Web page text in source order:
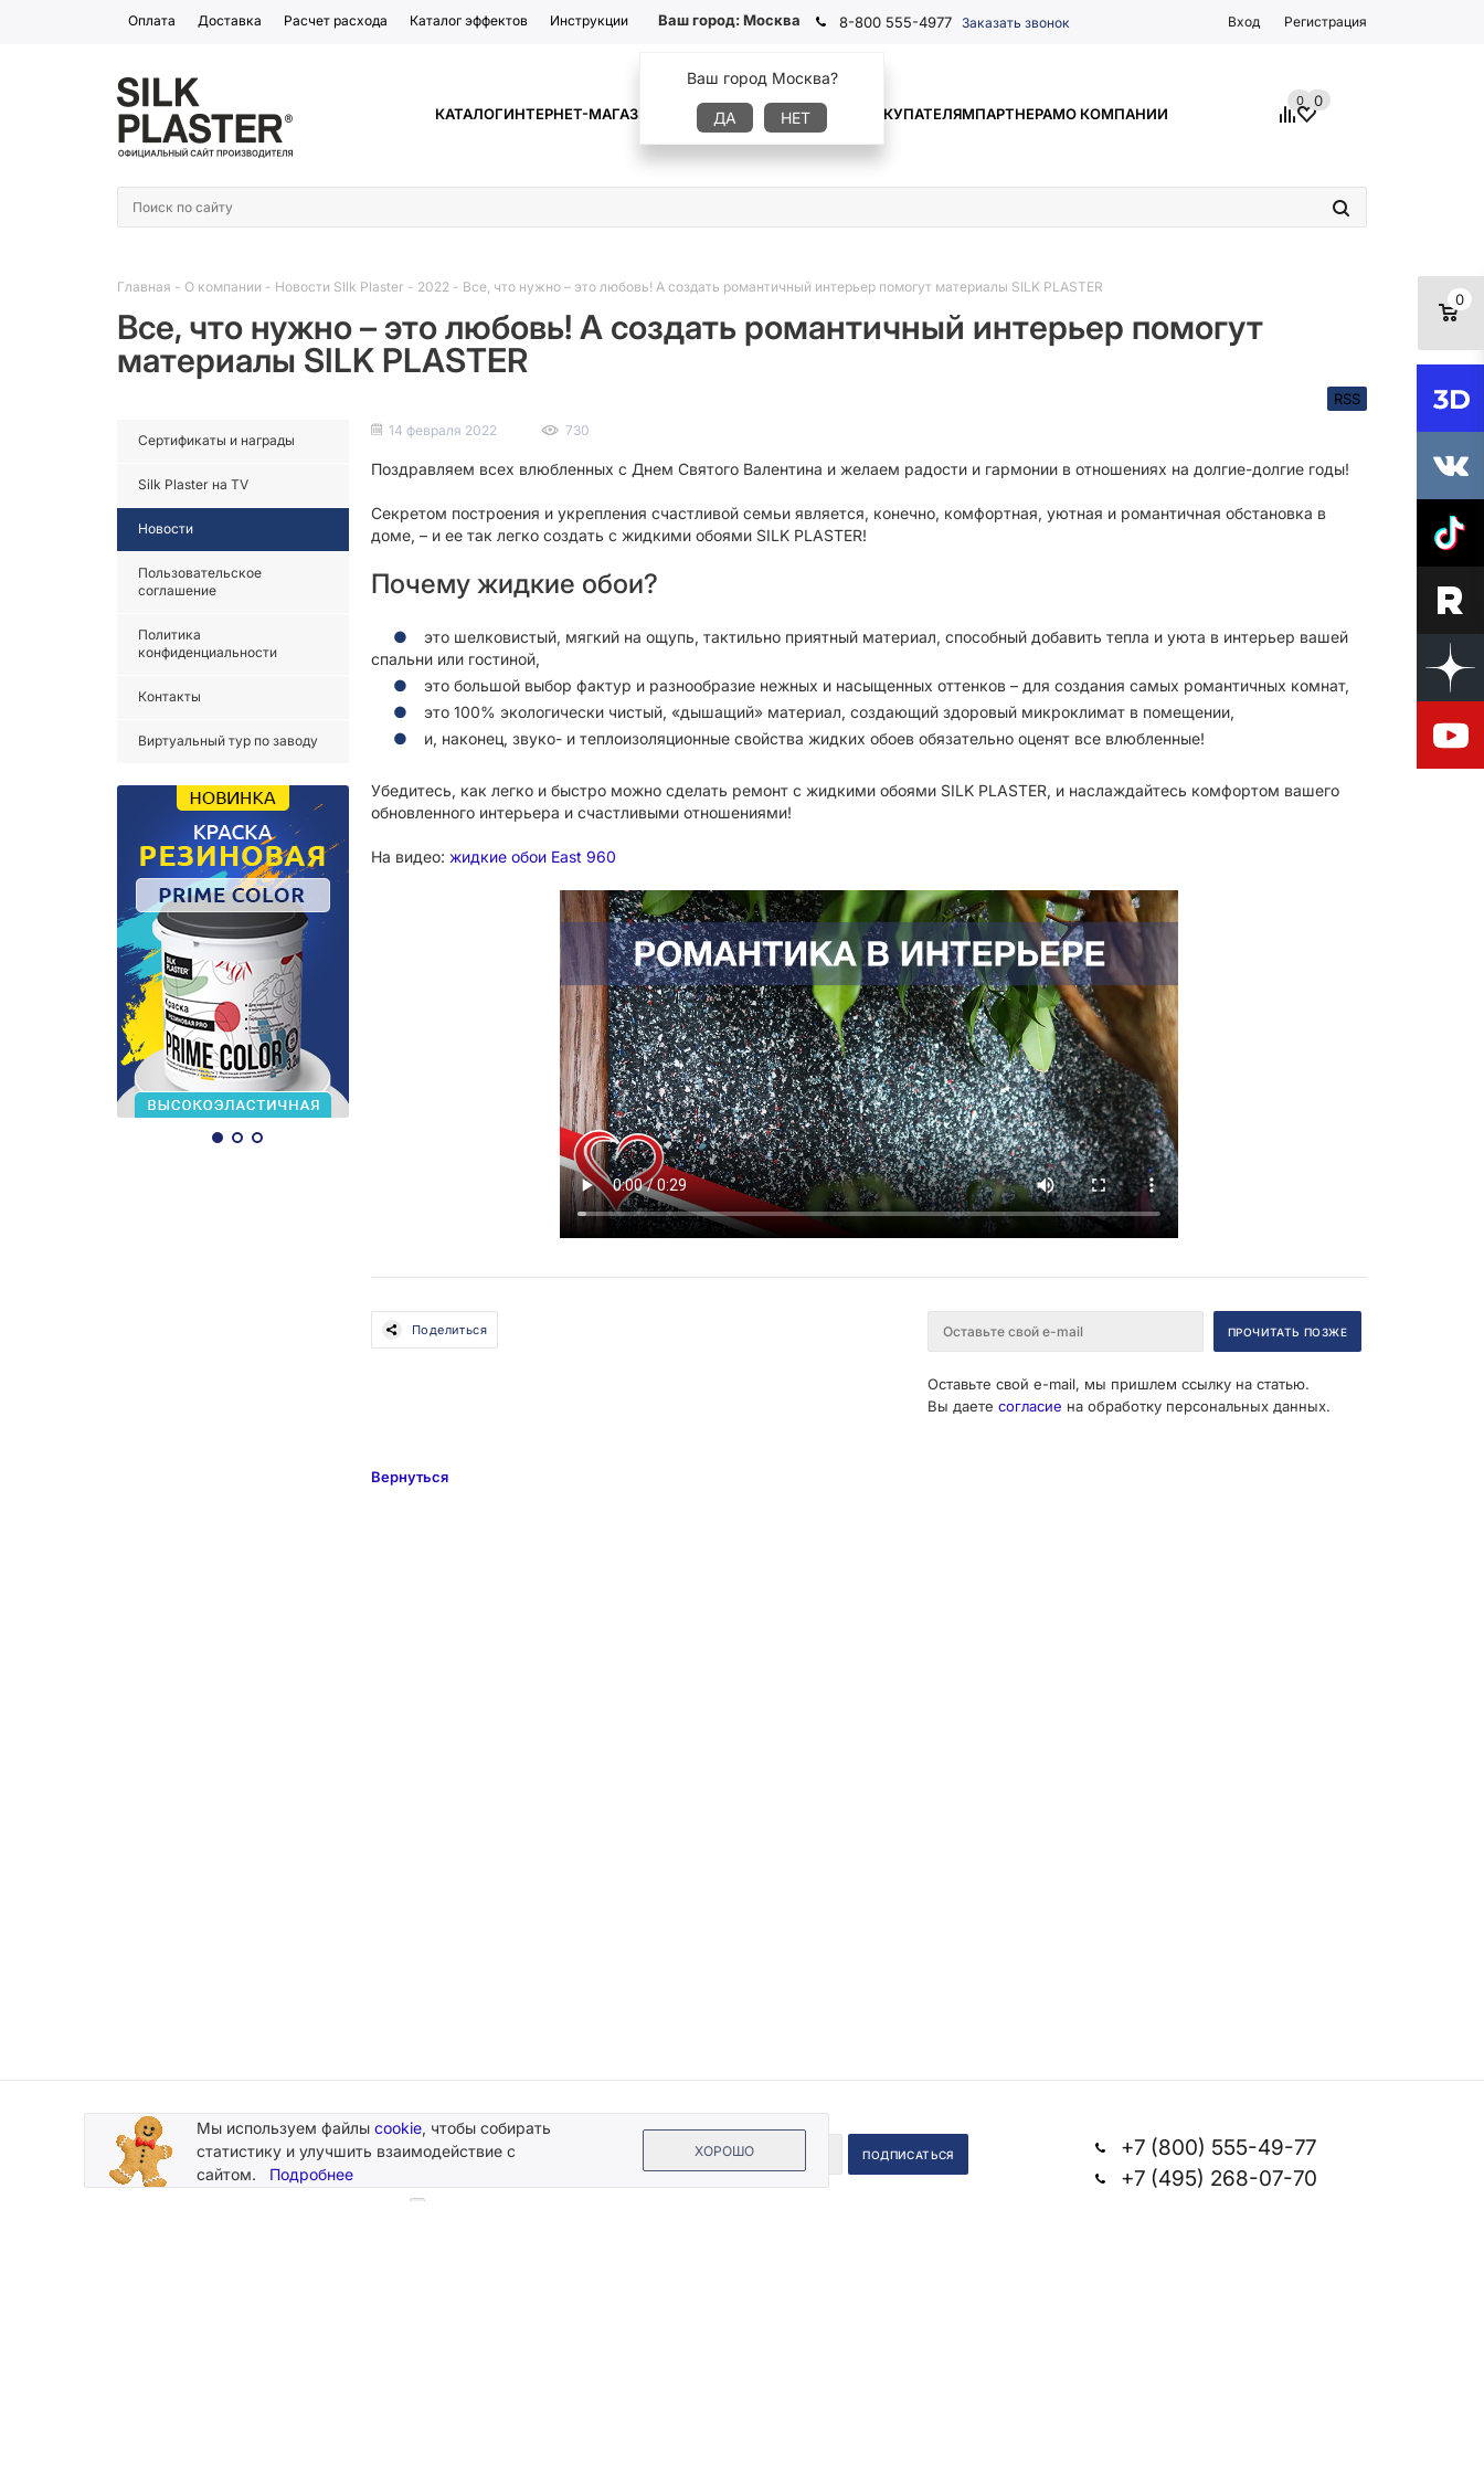
Оплата Доставка Расчет расхода Каталог эффектов Инструкции Ваш город:Москва
Ваш город Москва?
ДА НЕТ
8-800 555-4977 Заказать звонок Вход Регистрация
КАТАЛОГИНТЕРНЕТ-МАГАЗИН ГДЕ КУПИТЬ ИНФОРМАЦИЯ ПОКУПАТЕЛЯМПАРТНЕРАМО КОМПАНИИ
0 0
0
Главная - О компании - Новости SIlk Plaster - 2022 - Все, что нужно – это любовь! А создать романтичный интерьер помогут материалы SILK PLASTER
Все, что нужно – это любовь! А создать романтичный интерьер помогут
материалы SILK PLASTER
Сертификаты и награды
Silk Plaster на TV
Новости
Пользовательское
соглашение
Политика
конфиденциальности
Контакты
Виртуальный тур по заводу
RSS
14 февраля 2022 730
Поздравляем всех влюбленных с Днем Святого Валентина и желаем радости и гармонии в отношениях на долгие-долгие годы!
Секретом построения и укрепления счастливой семьи является, конечно, комфортная, уютная и романтичная обстановка в
доме, – и ее так легко создать с жидкими обоями SILK PLASTER!
Почему жидкие обои?
это шелковистый, мягкий на ощупь, тактильно приятный материал, способный добавить тепла и уюта в интерьер вашей
спальни или гостиной,
это большой выбор фактур и разнообразие нежных и насыщенных оттенков – для создания самых романтичных комнат,
это 100% экологически чистый, «дышащий» материал, создающий здоровый микроклимат в помещении,
и, наконец, звуко- и теплоизоляционные свойства жидких обоев обязательно оценят все влюбленные!
Убедитесь, как легко и быстро можно сделать ремонт с жидкими обоями SILK PLASTER, и наслаждайтесь комфортом вашего
обновленного интерьера и счастливыми отношениями!
На видео: жидкие обои East 960
Поделиться
Оставьте свой e-mail, мы пришлем ссылку на статью.
Вы даете согласие на обработку персональных данных.
Вернуться
Подписывайтесь
на новости и акции
+7 (800) 555-49-77
+7 (495) 268-07-70
Мы используем файлы cookie, чтобы собирать
статистику и улучшить взаимодействие с
сайтом. Подробнее
ХОРОШО